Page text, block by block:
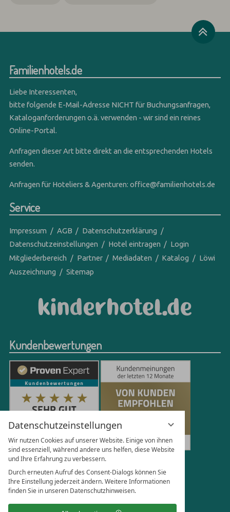
Datenschutzeinstellungen
Wir nutzen Cookies auf unserer Website. Einige von ihnen
sind essenziell, während andere uns helfen, diese Website
und Ihre Erfahrung zu verbessern.
Durch erneuten Aufruf des Consent-Dialogs können Sie
Ihre Einstellung jederzeit ändern. Weitere Informationen
finden Sie in unseren Datenschutzhinweisen.
Familienhotels.de
Liebe Interessenten,
bitte folgende E-Mail-Adresse NICHT für Buchungsanfragen,
Kataloganforderungen o.ä. verwenden - wir sind ein reines
Online-Portal.
Anfragen dieser Art bitte direkt an die entsprechenden Hotels
senden.
Anfragen für Hoteliers & Agenturen:office@familienhotels.de
Service
Impressum AGB
Datenschutzerklärung
Datenschutzeinstellungen
Hotel eintragen
Login
Mitgliederbereich
Partner Mediadaten Katalog
Löwi
Auszeichnung
Sitemap
Kundenbewertungen